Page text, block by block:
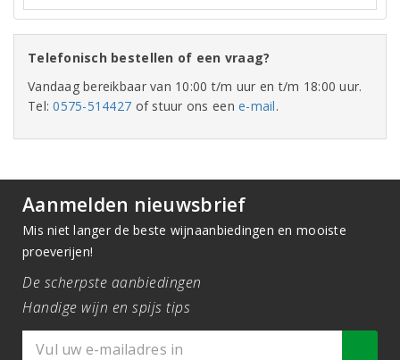
Telefonisch bestellen of een vraag?
Vandaag bereikbaar van 10:00 t/m uur en t/m 18:00 uur.
Tel:0575-514427 of stuur ons eene-mail.
Aanmelden nieuwsbrief
Mis niet langer de beste wijnaanbiedingen en mooiste
proeverijen!
De scherpste aanbiedingen
Handige wijn en spijs tips